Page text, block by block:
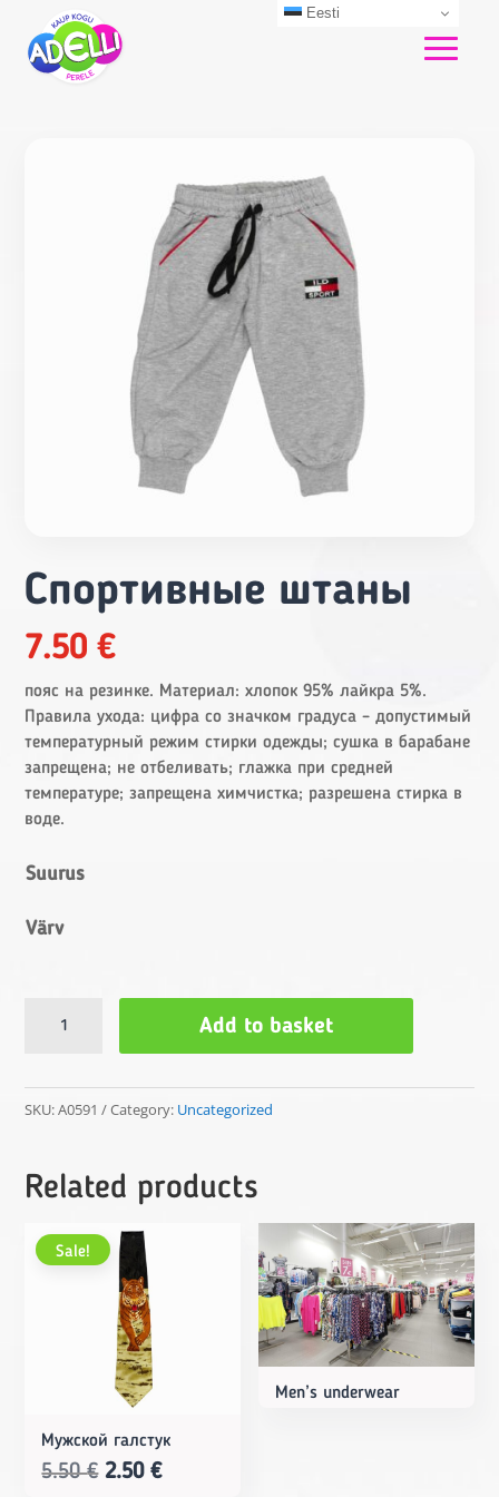
Спортивные штаны
7.50€
пояс на резинке. Материал: хлопок 95% лайкра 5%.
Правила ухода: цифра со значком градуса – допустимый
температурный режим стирки одежды; сушка в барабане
запрещена; не отбеливать; глажка при средней
температуре; запрещена химчистка; разрешена стирка в
воде.
Suurus
Värv
Спортивные Add to basket
SKU:A0591 Category: Uncategorized
Related products
Sale!
Мужской галстук
5.50€ Original
2.50€Current
Men’s underwear
Eesti